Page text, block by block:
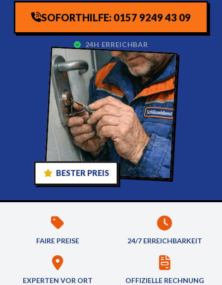
SOFORTHILFE: 0157 9249 43 09
24H ERREICHBAR
BESTER PREIS
FAIRE PREISE 24/7 ERREICHBARKEIT
EXPERTEN VOR ORT OFFIZIELLE RECHNUNG